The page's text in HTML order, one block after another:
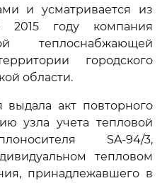
и усматривается из
2015 году компания
теплоснабжающей
городского
области.
акт повторного
узла учета тепловой
SA-94/3,
тепловом
принадлежавшего в